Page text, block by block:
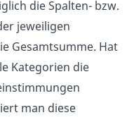
die Spalten- bzw.
jeweiligen
Gesamtsumme. Hat
Kategorien die
man diese